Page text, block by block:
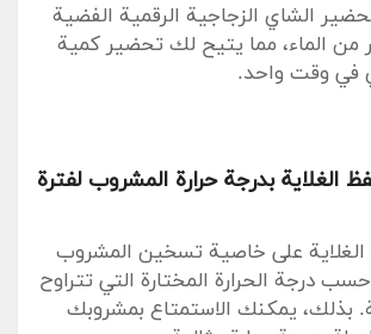
الشاي الزجاجية الرقمية الفضية
إلى 1.7 لتر من الماء، مما يتيح لك تحضير كمية
في وقت واحد.
الغلاية بدرجة حرارة المشروب ⁤لفترة
على خاصية تسخين المشروب
حسب درجة الحرارة المختارة التي تتراوح
95 درجة. بذلك، يمكنك الاستمتاع بمشروبك